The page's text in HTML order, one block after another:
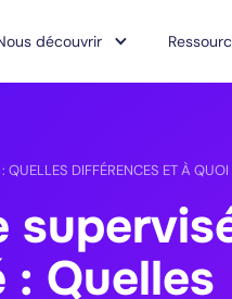
découvrir
DIFFÉRENCES ET À
Quelles